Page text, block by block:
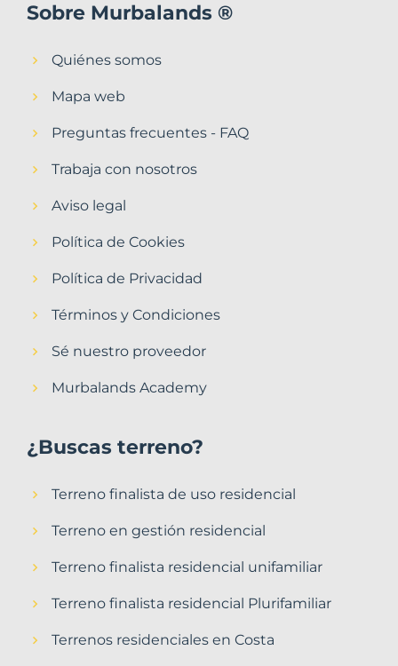
Sobre Murbalands ®
Quiénes somos
Mapa web
Preguntas frecuentes - FAQ
Trabaja con nosotros
Aviso legal
Política de Cookies
Política de Privacidad
Términos y Condiciones
Sé nuestro proveedor
Murbalands Academy
¿Buscas terreno?
Terreno finalista de uso residencial
Terreno en gestión residencial
Terreno finalista residencial unifamiliar
Terreno finalista residencial Plurifamiliar
Terrenos residenciales en Costa